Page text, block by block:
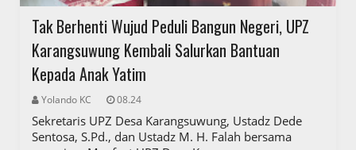
Tak Berhenti Wujud Peduli Bangun Negeri, UPZ
Karangsuwung Kembali Salurkan Bantuan
Kepada Anak Yatim
Yolando KC 08.24
Sekretaris UPZ Desa Karangsuwung, Ustadz Dede
Sentosa, S.Pd., dan Ustadz M. H. Falah bersama